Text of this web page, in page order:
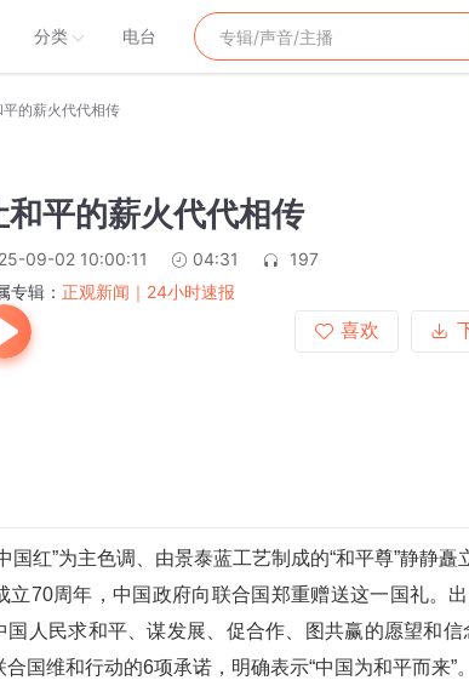
分类 电台
平的薪火代代相传
和平的薪火代代相传
09-02 10:00:11 04:31
197
专辑： 正观新闻｜24小时速报
喜欢
红”为主色调、由景泰蓝工艺制成的“和平尊”静静矗
立70周年，中国政府向联合国郑重赠送这一国礼。
国人民求和平、谋发展、促合作、图共赢的愿望和
国维和行动的6项承诺，明确表示“中国为和平而来”。